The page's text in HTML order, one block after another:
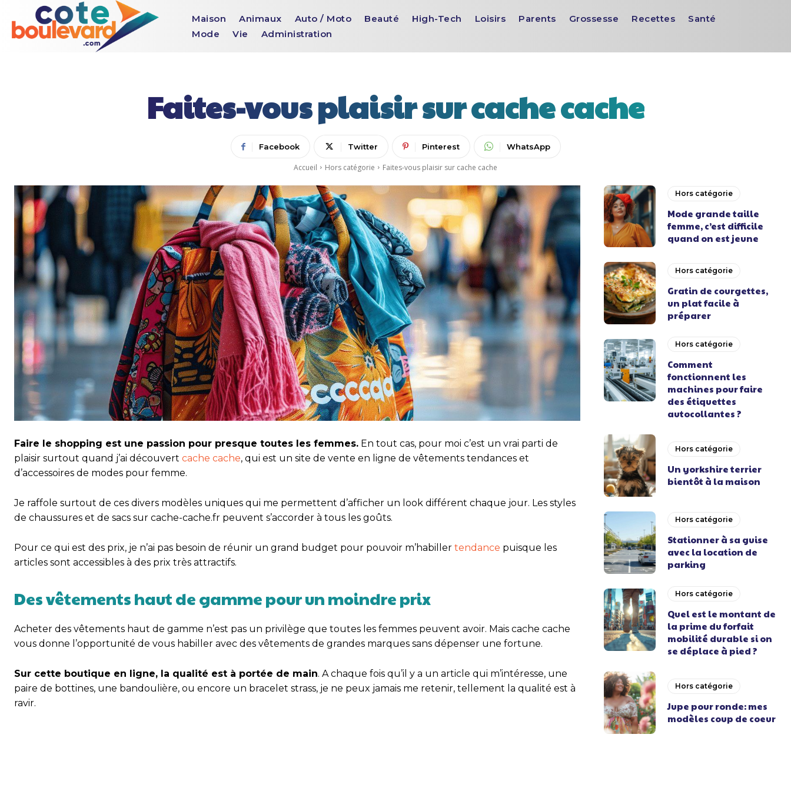
Maison Animaux Auto / Moto Beauté High-Tech Loisirs Parents Grossesse Recettes
Santé
Mode
Vie Administration
Faites-vous plaisir sur cache cache
Facebook Twitter Pinterest WhatsApp
Accueil Hors catégorie Faites-vous plaisir sur cache cache
Faire le shopping est une passion pour presque toutes les femmes. En tout cas, pour moi c’est un vrai parti de
plaisir surtout quand j’ai découvert cache cache, qui est un site de vente en ligne de vêtements tendances et
d’accessoires de modes pour femme.
Je raffole surtout de ces divers modèles uniques qui me permettent d’afficher un look différent chaque jour. Les styles
de chaussures et de sacs sur cache-cache.fr peuvent s’accorder à tous les goûts.
Pour ce qui est des prix, je n’ai pas besoin de réunir un grand budget pour pouvoir m’habiller tendance puisque les
articles sont accessibles à des prix très attractifs.
Des vêtements haut de gamme pour un moindre prix
Acheter des vêtements haut de gamme n’est pas un privilège que toutes les femmes peuvent avoir. Mais cache cache
vous donne l’opportunité de vous habiller avec des vêtements de grandes marques sans dépenser une fortune.
Sur cette boutique en ligne, la qualité est à portée de main. A chaque fois qu’il y a un article qui m’intéresse, une
paire de bottines, une bandoulière, ou encore un bracelet strass, je ne peux jamais me retenir, tellement la qualité est à
ravir.
Hors catégorie
Mode grande taille
femme, c’est difficile
quand on est jeune
Hors catégorie
Gratin de courgettes,
un plat facile à
préparer
Hors catégorie
Comment
fonctionnent les
machines pour faire
des étiquettes
autocollantes ?
Hors catégorie
Un yorkshire terrier
bientôt à la maison
Hors catégorie
Stationner à sa guise
avec la location de
parking
Hors catégorie
Quel est le montant de
la prime du forfait
mobilité durable si on
se déplace à pied ?
Hors catégorie
Jupe pour ronde: mes
modèles coup de coeur